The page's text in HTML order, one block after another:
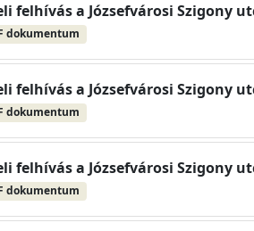
felhívás a Józsefvárosi Szigony
dokumentum
felhívás a Józsefvárosi Szigony
dokumentum
felhívás a Józsefvárosi Szigony
dokumentum